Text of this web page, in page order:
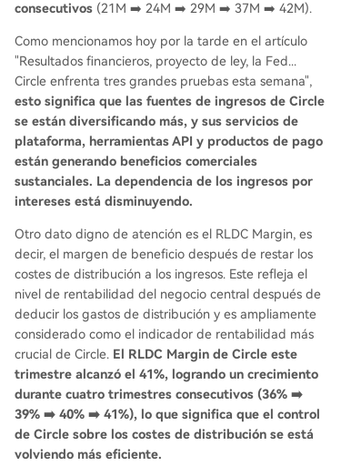
consecutivos (21M ➡️ 24M ➡️ 29M ➡️ 37M ➡️ 42M).
Como mencionamos hoy por la tarde en el artículo
"Resultados financieros, proyecto de ley, la Fed...
Circle enfrenta tres grandes pruebas esta semana",
esto significa que las fuentes de ingresos de Circle
se están diversificando más, y sus servicios de
plataforma, herramientas API y productos de pago
están generando beneficios comerciales
sustanciales. La dependencia de los ingresos por
intereses está disminuyendo.
Otro dato digno de atención es el RLDC Margin, es
decir, el margen de beneficio después de restar los
costes de distribución a los ingresos. Este refleja el
nivel de rentabilidad del negocio central después de
deducir los gastos de distribución y es ampliamente
considerado como el indicador de rentabilidad más
crucial de Circle. El RLDC Margin de Circle este
trimestre alcanzó el 41%, logrando un crecimiento
durante cuatro trimestres consecutivos (36% ➡️
39% ➡️ 40% ➡️ 41%), lo que significa que el control
de Circle sobre los costes de distribución se está
volviendo más eficiente.